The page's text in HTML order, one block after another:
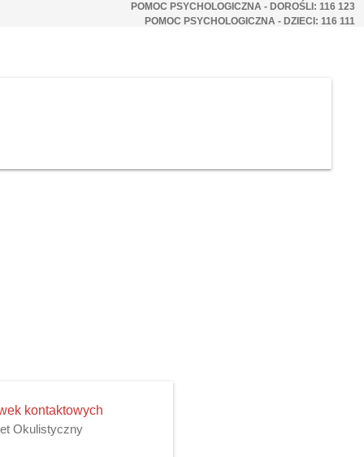
POMOC PSYCHOLOGICZNA - DOROŚLI: 116 123
POMOC PSYCHOLOGICZNA - DZIECI: 116 111
kontaktowych
Okulistyczny